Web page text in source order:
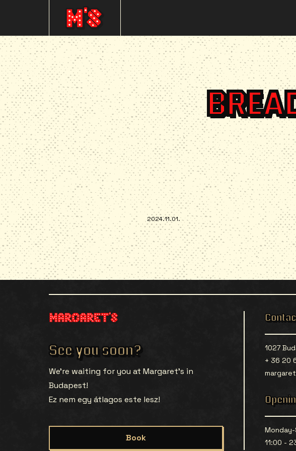
2024.11.01.
See you soon?
We’re waiting for you at Margaret’s in
Budapest!
Ez nem egy átlagos este lesz!
Book
1027
+ 36 20
11:00 -